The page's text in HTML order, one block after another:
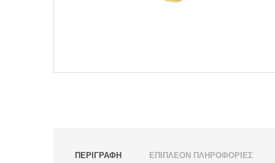
ΠΕΡΙΓΡΑΦΗ ΕΠΙΠΛΕΟΝ ΠΛΗΡΟΦΟΡΙΕΣ